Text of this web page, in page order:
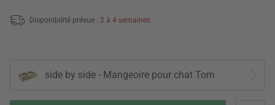
Disponibilité prévue : 2 à 4 semaines
side by side - Mangeoire pour chat Tom